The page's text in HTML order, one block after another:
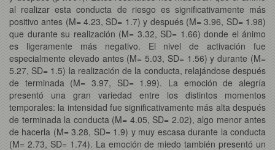
al realizar esta conducta de riesgo es significativamente más
positivo antes (M= 4.23, SD= 1.7) y después (M= 3.96, SD= 1.98)
que durante su realización (M= 3.32, SD= 1.66) donde el ánimo
es ligeramente más negativo. El nivel de activación fue
especialmente elevado antes (M= 5.03, SD= 1.56) y durante (M=
5.27, SD= 1.5) la realización de la conducta, relajándose después
de terminada (M= 3.97, SD= 1.99). La emoción de alegría
presentó una gran variedad entre los distintos momentos
temporales: la intensidad fue significativamente más alta después
de terminada la conducta (M= 4.05, SD= 2.02), algo menor antes
de hacerla (M= 3.28, SD= 1.9) y muy escasa durante la conducta
(M= 2.73, SD= 1.74). La emoción de miedo también presentó un